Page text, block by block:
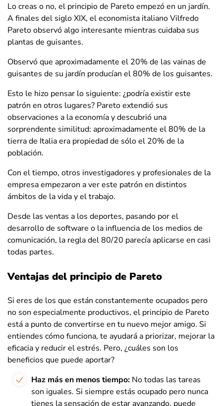
Lo creas o no, el principio de Pareto empezó en un jardín.
A finales del siglo XIX, el economista italiano Vilfredo
Pareto observó algo interesante mientras cuidaba sus
plantas de guisantes.
Observó que aproximadamente el 20% de las vainas de
guisantes de su jardín producían el 80% de los guisantes.
Esto le hizo pensar lo siguiente: ¿podría existir este
patrón en otros lugares? Pareto extendió sus
observaciones a la economía y descubrió una
sorprendente similitud: aproximadamente el 80% de la
tierra de Italia era propiedad de sólo el 20% de la
población.
Con el tiempo, otros investigadores y profesionales de la
empresa empezaron a ver este patrón en distintos
ámbitos de la vida y el trabajo.
Desde las ventas a los deportes, pasando por el
desarrollo de software o la influencia de los medios de
comunicación, la regla del 80/20 parecía aplicarse en casi
todas partes.
Ventajas del principio de Pareto
Si eres de los que están constantemente ocupados pero
no son especialmente productivos, el principio de Pareto
está a punto de convertirse en tu nuevo mejor amigo. Si
entiendes cómo funciona, te ayudará a priorizar, mejorar la
eficacia y reducir el estrés. Pero, ¿cuáles son los
beneficios que puede aportar?
Haz más en menos tiempo: No todas las tareas
son iguales. Si siempre estás ocupado pero nunca
tienes la sensación de estar avanzando, puede